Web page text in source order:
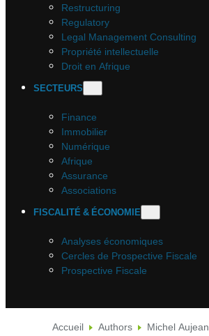
Restructuring
Regulatory
Legal Management Consulting
Propriété intellectuelle
Droit en Afrique
SECTEURS
Finance
Immobilier
Numérique
Afrique
Assurance
Associations
FISCALITÉ & ÉCONOMIE
Analyses économiques
Cercles de Prospective Fiscale
Prospective Fiscale
Accueil Authors Michel Aujean